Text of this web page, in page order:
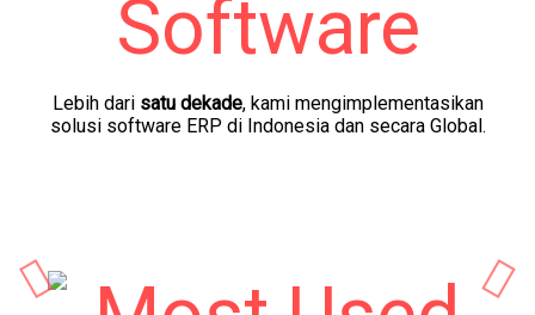
Lebih dari satu dekade, kami mengimplementasikan
solusi software ERP di Indonesia dan secara Global.